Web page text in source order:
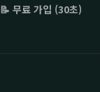
📝 무료 가입 (30초)